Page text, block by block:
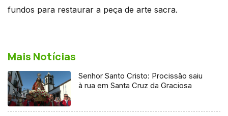
fundos para restaurar a peça de arte sacra.
Mais Notícias
Senhor Santo Cristo: Procissão saiu
à rua em Santa Cruz da Graciosa